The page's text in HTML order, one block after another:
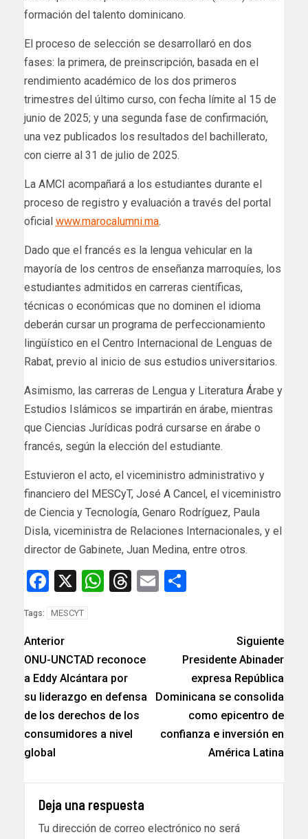
formación del talento dominicano.
El proceso de selección se desarrollaró en dos
fases: la primera, de preinscripción, basada en el
rendimiento académico de los dos primeros
trimestres del último curso, con fecha límite al 15 de
junio de 2025; y una segunda fase de confirmación,
una vez publicados los resultados del bachillerato,
con cierre al 31 de julio de 2025.
La AMCI acompañará a los estudiantes durante el
proceso de registro y evaluación a través del portal
oficial www.marocalumni.ma.
Dado que el francés es la lengua vehicular en la
mayoría de los centros de enseñanza marroquíes, los
estudiantes admitidos en carreras científicas,
técnicas o económicas que no dominen el idioma
deberán cursar un programa de perfeccionamiento
lingüístico en el Centro Internacional de Lenguas de
Rabat, previo al inicio de sus estudios universitarios.
Asimismo, las carreras de Lengua y Literatura Árabe y
Estudios Islámicos se impartirán en árabe, mientras
que Ciencias Jurídicas podrá cursarse en árabe o
francés, según la elección del estudiante.
Estuvieron el acto, el viceministro administrativo y
financiero del MESCyT, José A Cancel, el viceministro
de Ciencia y Tecnología, Genaro Rodríguez, Paula
Disla, viceministra de Relaciones Internacionales, y el
director de Gabinete, Juan Medina, entre otros.
Facebook
X WhatsApp
Threads
Email
Tags: MESCYT
Anterior
ONU-UNCTAD reconoce
a Eddy Alcántara por
su liderazgo en defensa
de los derechos de los
consumidores a nivel
global
Siguiente
Presidente Abinader
expresa República
Dominicana se consolida
como epicentro de
confianza e inversión en
América Latina
Deja una respuesta
Tu dirección de correo electrónico no será